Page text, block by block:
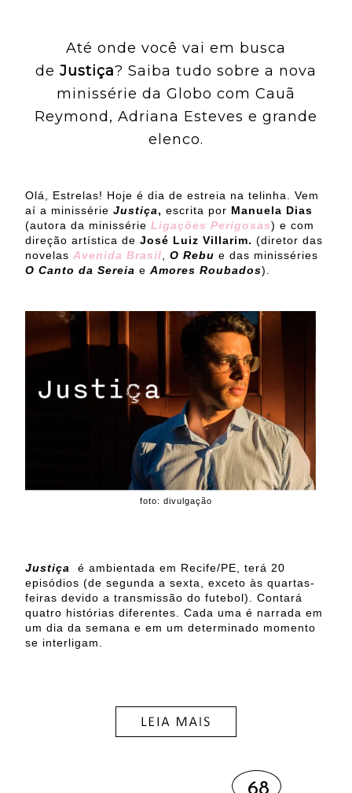
Até onde você vai em busca
de Justiça? Saiba tudo sobre a nova
minissérie da Globo com Cauã
Reymond, Adriana Esteves e grande
elenco.
Olá, Estrelas! Hoje é dia de estreia na telinha. Vem
aí a minissérie Justiça, escrita por Manuela Dias
(autora da minissérie Ligações Perigosas) e com
direção artística de José Luiz Villarim. (diretor das
novelas Avenida Brasil O Rebu e das minisséries
O Canto da Sereia e Amores Roubados).
foto: divulgação
Justiça
é ambientada em Recife/PE, terá 20
episódios (de segunda a sexta, exceto às quartas-
feiras devido a transmissão do futebol). Contará
quatro histórias diferentes. Cada uma é narrada em
um dia da semana e em um determinado momento
se interligam.